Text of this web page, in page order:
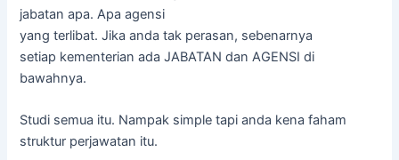
jabatan apa. Apa agensi
yang terlibat. Jika anda tak perasan, sebenarnya
setiap kementerian ada JABATAN dan AGENSI di
bawahnya.
Studi semua itu. Nampak simple tapi anda kena faham
struktur perjawatan itu.